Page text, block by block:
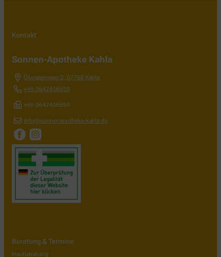
Kontakt
Sonnen-Apotheke Kahla
Ölwiesenweg 2, 07768 Kahla
+49-3642456655
+49-3642456654
info@sonnenapotheke-kahla.de
Beratung & Termine
Hautberatung